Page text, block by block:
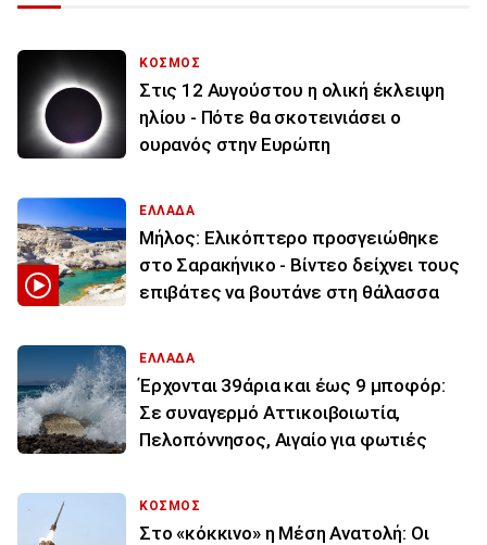
ΚΟΣΜΟΣ
Στις 12 Αυγούστου η ολική έκλειψη
ηλίου - Πότε θα σκοτεινιάσει ο
ουρανός στην Ευρώπη
ΕΛΛΑΔΑ
Μήλος: Ελικόπτερο προσγειώθηκε
στο Σαρακήνικο - Βίντεο δείχνει τους
επιβάτες να βουτάνε στη θάλασσα
ΕΛΛΑΔΑ
Έρχονται 39άρια και έως 9 μποφόρ:
Σε συναγερμό Αττικοιβοιωτία,
Πελοπόννησος, Αιγαίο για φωτιές
ΚΟΣΜΟΣ
Στο «κόκκινο» η Μέση Ανατολή: Οι